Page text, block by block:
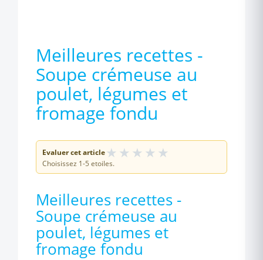
Meilleures recettes -
Soupe crémeuse au
poulet, légumes et
fromage fondu
Evaluer cet article★ ★ ★ ★ ★
Choisissez 1-5 etoiles.
Meilleures recettes -
Soupe crémeuse au
poulet, légumes et
fromage fondu